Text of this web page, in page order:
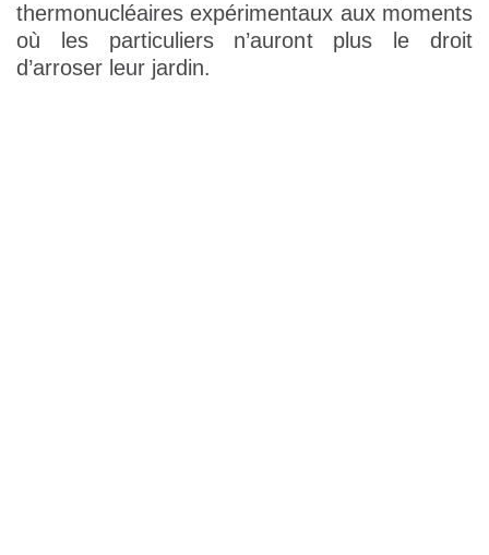
thermonucléaires expérimentaux aux moments
où les particuliers n’auront plus le droit
d’arroser leur jardin.